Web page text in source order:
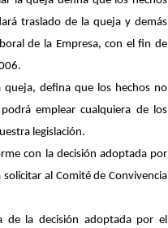
traslado de la queja y demás
de la Empresa, con el fin de
queja, defina que los hechos no
emplear cualquiera de los
legislación.
con la decisión adoptada por
al Comité de Convivencia
de la decisión adoptada por el